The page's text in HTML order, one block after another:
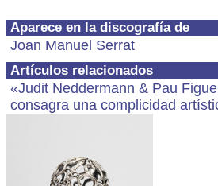
Aparece en la discografía de
Joan Manuel Serrat
Artículos relacionados
«Judit Neddermann & Pau
consagra una complicidad